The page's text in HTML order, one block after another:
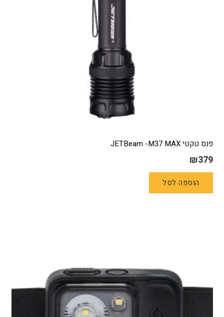
פנס טקטי JETBeam -M37 MAX
₪379
הוספה לסל